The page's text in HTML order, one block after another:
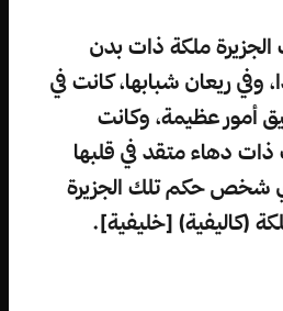
ملكة ذات بدن
ريعان شبابها، كانت في
أمور عظيمة، وكانت
ذات دهاء متقد في قلبها
شخص حكم تلك الجزيرة
(كاليفية) [خليفية].